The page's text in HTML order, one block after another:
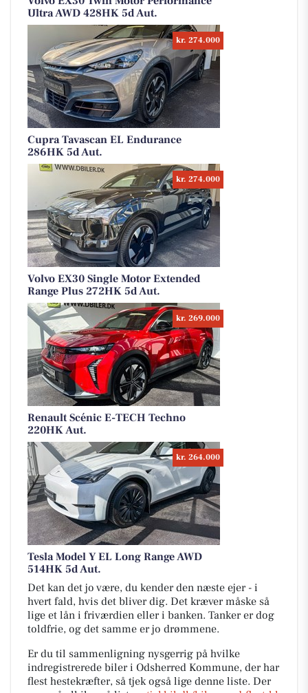
Ultra AWD 428HK 5d Aut.
kr. 274.000
Cupra Tavascan EL Endurance
286HK 5d Aut.
kr. 274.000
Volvo EX30 Single Motor Extended
Range Plus 272HK 5d Aut.
kr. 269.000
Renault Scénic E-TECH Techno
220HK Aut.
kr. 264.000
Tesla Model Y EL Long Range AWD
514HK 5d Aut.
Det kan det jo være, du kender den næste ejer - i
hvert fald, hvis det bliver dig. Det kræver måske så
lige et lån i friværdien eller i banken. Tanker er dog
toldfrie, og det samme er jo drømmene.
Er du til sammenligning nysgerrig på hvilke
indregistrerede biler i Odsherred Kommune, der har
flest hestekræfter, så tjek også lige denne liste. Der